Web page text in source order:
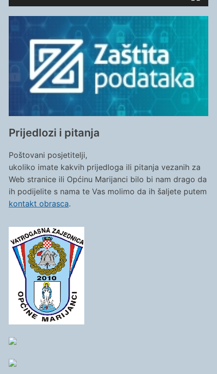
Prijedlozi i pitanja
Poštovani posjetitelji,
ukoliko imate kakvih prijedloga ili pitanja vezanih za
Web stranice ili Općinu Marijanci bilo bi nam drago da
ih podijelite s nama te Vas molimo da ih šaljete putem
kontakt obrasca.